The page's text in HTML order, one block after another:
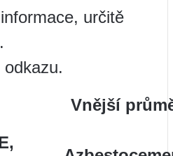
určitě
Vnější